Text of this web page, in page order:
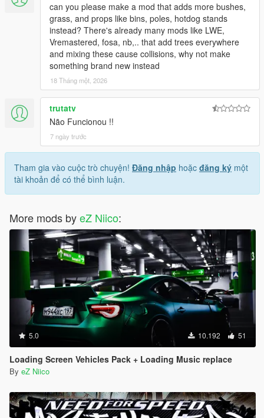
can you please make a mod that adds more bushes,
grass, and props like bins, poles, hotdog stands
instead? There's already many mods like LWE,
Vremastered, fosa, nb,.. that add trees everywhere
and mixing these cause collisions, why not make
something brand new instead
18 Tháng một, 2026
trutatv
Não Funcionou !!
7 ngày trước
Tham gia vào cuộc trò chuyện! Đăng nhập hoặc đăng ký một
tài khoản để có thể bình luận.
More mods byeZ Niico:
5.0 10.192 51
Loading Screen Vehicles Pack + Loading Music replace
By eZ Niico